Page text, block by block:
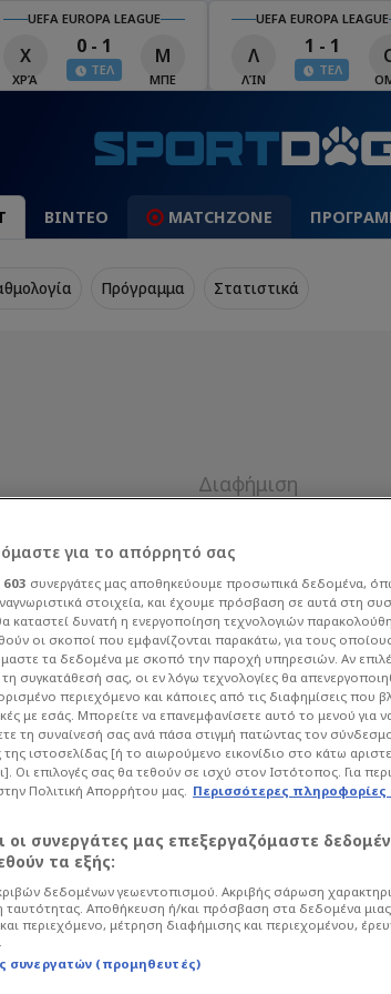
UEFA EUROPA LEAGUE
Χ
ΧΡΆ
0 - 1
ΤΕΛ
Μ
ΜΠΕ
UEFA EUROPA LEAGUE
Λ
ΛΊΝ
1 - 1
ΤΕΛ
ΒΙΝΤΕΟ MATCHZONE
Πρόγραμμα Στατιστικά
στη
Euroleague
Αταμάν για τον "τελικό"
στη Βαλένθια
για το απόρρητό σας
603 συνεργάτες μας αποθηκεύουμε προσωπικά δεδομένα,
στοιχεία, και έχουμε πρόσβαση σε αυτά στη
καταστεί δυνατή η ενεργοποίηση τεχνολογιών
οι σκοποί που εμφανίζονται παρακάτω, για τους οποίους
τα δεδομένα με σκοπό την παροχή υπηρεσιών. Αν
συγκατάθεσή σας, οι εν λόγω τεχνολογίες θα
περιεχόμενο και κάποιες από τις διαφημίσεις που
με εσάς. Μπορείτε να επανεμφανίσετε αυτό το μενού για
τη συναίνεσή σας ανά πάσα στιγμή πατώντας τον
ιστοσελίδας [ή το αιωρούμενο εικονίδιο στο κάτω
Οι επιλογές σας θα τεθούν σε ισχύ στον Ιστότοπος. Για
Πολιτική Απορρήτου μας. Περισσότερες
οι συνεργάτες μας επεξεργαζόμαστε
τα εξής:
δεδομένων γεωεντοπισμού. Ακριβής σάρωση
ταυτότητας. Αποθήκευση ή/και πρόσβαση στα δεδομένα
περιεχόμενο, μέτρηση διαφήμισης και περιεχομένου,
συνεργατών (προμηθευτές)